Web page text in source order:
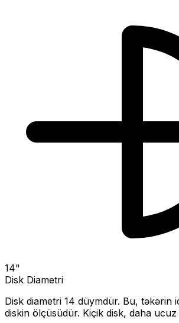
14"
Disk Diametri
Disk diametri 14 düymdür. Bu, təkərin
diskin ölçüsüdür. Kiçik disk, daha